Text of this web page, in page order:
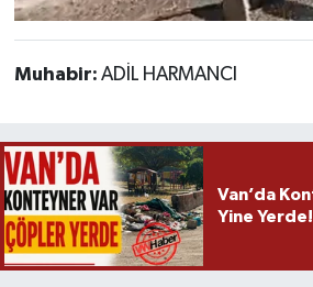
Muhabir: ADİL HARMANCI
Van’da
Yine Yerde!